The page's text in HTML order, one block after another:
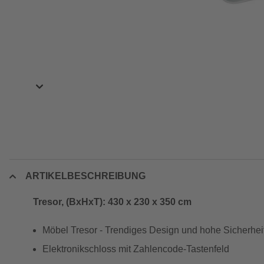
ARTIKELBESCHREIBUNG
Tresor, (BxHxT): 430 x 230 x 350 cm
Möbel Tresor - Trendiges Design und hohe
Elektronikschloss mit Zahlencode-Tastenfeld